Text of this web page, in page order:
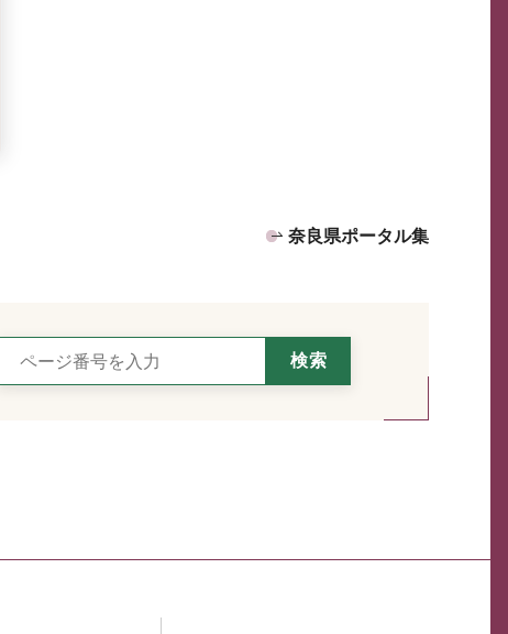
奈良県ポータル集